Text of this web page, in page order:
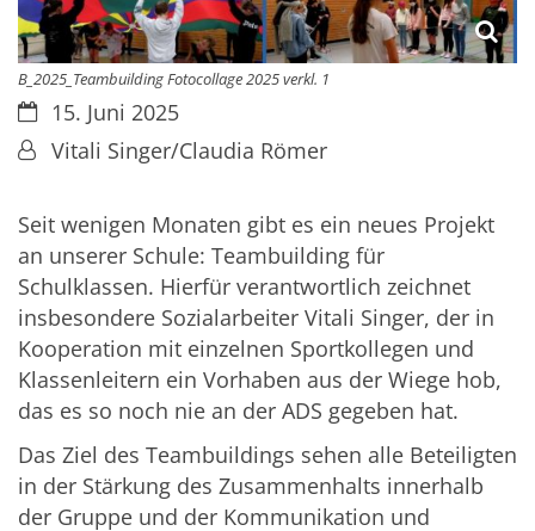
B_2025_Teambuilding Fotocollage 2025 verkl. 1
Datum:15. Juni 2025
Von:Vitali Singer/Claudia Römer
Seit wenigen Monaten gibt es ein neues Projekt
an unserer Schule: Teambuilding für
Schulklassen. Hierfür verantwortlich zeichnet
insbesondere Sozialarbeiter Vitali Singer, der in
Kooperation mit einzelnen Sportkollegen und
Klassenleitern ein Vorhaben aus der Wiege hob,
das es so noch nie an der ADS gegeben hat.
Das Ziel des Teambuildings sehen alle Beteiligten
in der Stärkung des Zusammenhalts innerhalb
der Gruppe und der Kommunikation und